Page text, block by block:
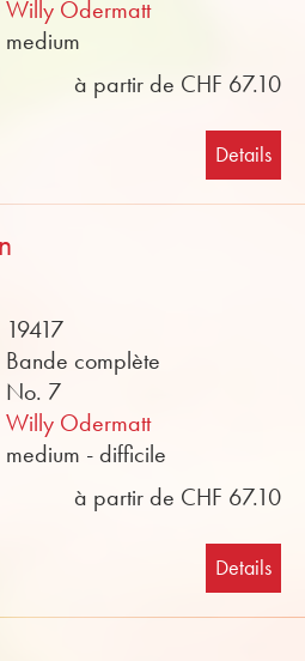
Willy Odermatt
medium
à partir de CHF 67.10
Details
19417
Bande complète
No. 7
Willy Odermatt
medium - difficile
à partir de CHF 67.10
Details